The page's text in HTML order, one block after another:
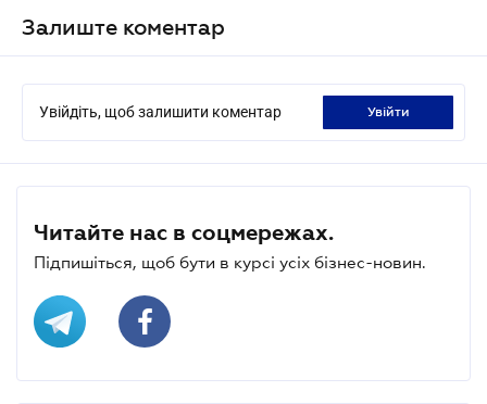
Залиште коментар
Увійдіть, щоб залишити коментар увійти
Читайте нас в соцмережах.
Підпишіться, щоб бути в курсі усіх бізнес-новин.